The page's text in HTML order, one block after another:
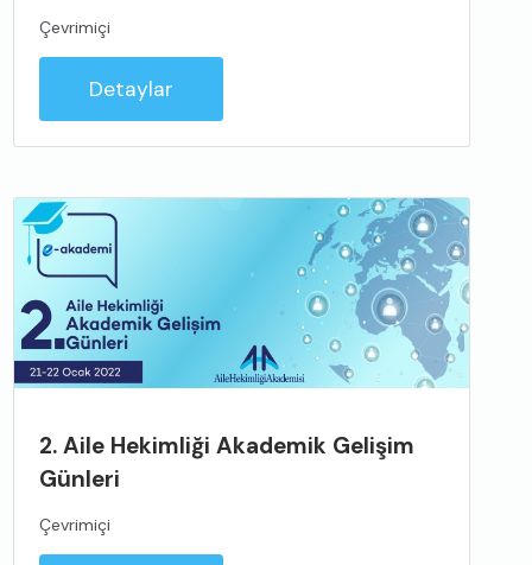
Çevrimiçi
Detaylar
2. Aile Hekimliği Akademik Gelişim
Günleri
Çevrimiçi